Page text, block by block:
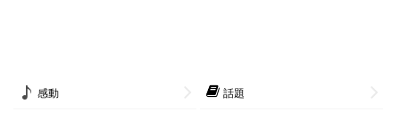
感動 話題